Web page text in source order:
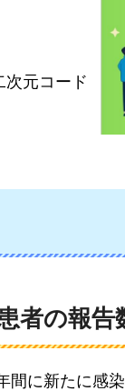
次元コード
者の報告
に新たに感